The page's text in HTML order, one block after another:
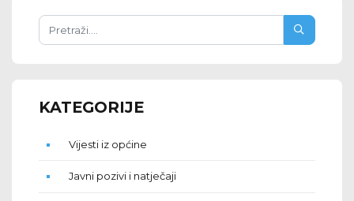
KATEGORIJE
Vijesti iz općine
Javni pozivi i natječaji